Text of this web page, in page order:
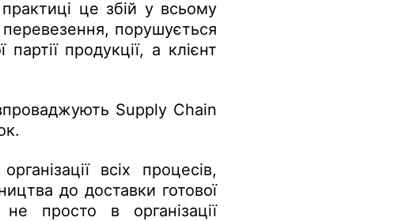
це збій у всьому
порушується
продукції, а клієнт
Supply Chain
всіх процесів,
до доставки готової
просто в організації